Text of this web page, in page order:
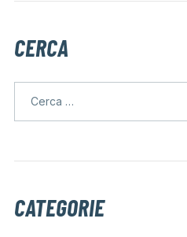
CERCA
CATEGORIE